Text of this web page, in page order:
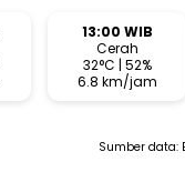
13:00 WIB
Cerah
32°C | 52%
6.8 km/jam
Sumber data: